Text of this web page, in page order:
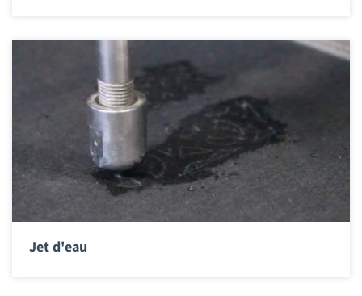
Jet d'eau